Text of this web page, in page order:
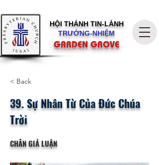
HỘI THÁNH TIN-LÀNH
TRƯỞNG-NHIỆM
GARDEN GROVE
< Back
39. Sự Nhân Từ Của Đức Chúa
Trời
CHÂN GIẢ LUẬN